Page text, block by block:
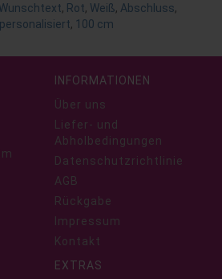
Wunschtext, Rot, Weiß, Abschluss,
personalisiert, 100 cm
INFORMATIONEN
Über uns
Liefer- und
Abholbedingungen
Datenschutzrichtlinie
AGB
Rückgabe
Impressum
Kontakt
EXTRAS